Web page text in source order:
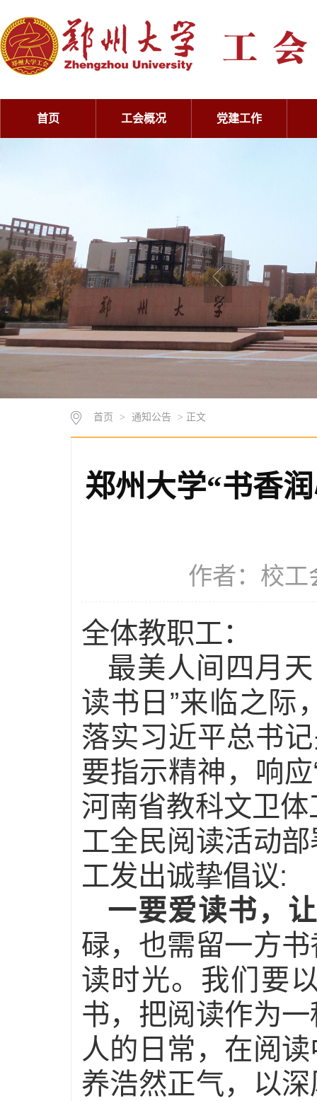
首页 工会概况 党建工作
首页 > 通知公告 > 正文
郑州大学“书香
作者：校工
全体教职工：
最美人间四月
读书日”来临之际
落实习近平总书
要指示精神，响
河南省教科文卫体
工全民阅读活动
工发出诚挚倡议:
一要爱读书，
碌，也需留一方
读时光。我们要
书，把阅读作为
人的日常，在阅
养浩然正气，以